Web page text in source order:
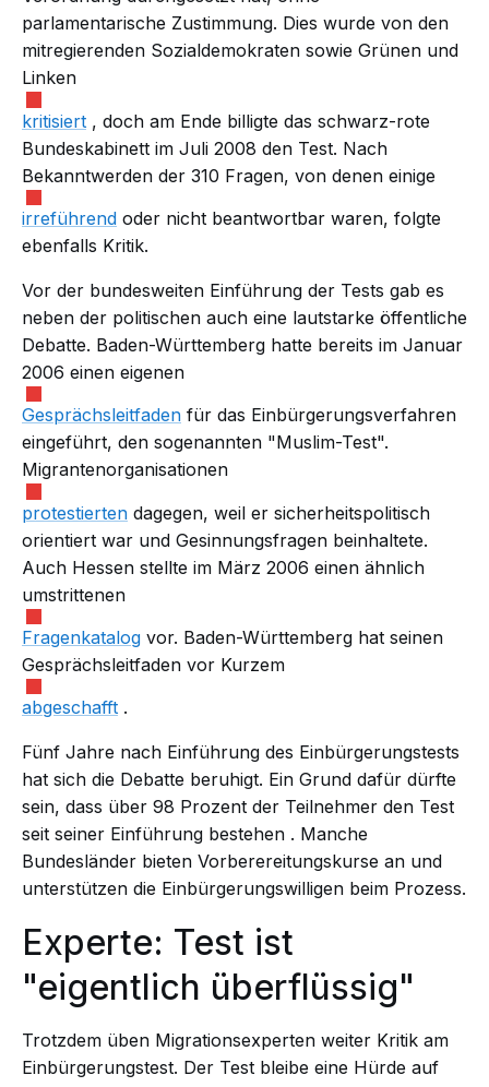
parlamentarische Zustimmung. Dies wurde von den
mitregierenden Sozialdemokraten sowie Grünen und
Linken
kritisiert , doch am Ende billigte das schwarz-rote
Bundeskabinett im Juli 2008 den Test. Nach
Bekanntwerden der 310 Fragen, von denen einige
irreführend oder nicht beantwortbar waren, folgte
ebenfalls Kritik.
Vor der bundesweiten Einführung der Tests gab es
neben der politischen auch eine lautstarke öffentliche
Debatte. Baden-Württemberg hatte bereits im Januar
2006 einen eigenen
Gesprächsleitfaden für das Einbürgerungsverfahren
eingeführt, den sogenannten "Muslim-Test".
Migrantenorganisationen
protestierten dagegen, weil er sicherheitspolitisch
orientiert war und Gesinnungsfragen beinhaltete.
Auch Hessen stellte im März 2006 einen ähnlich
umstrittenen
Fragenkatalog vor. Baden-Württemberg hat seinen
Gesprächsleitfaden vor Kurzem
abgeschafft .
Fünf Jahre nach Einführung des Einbürgerungstests
hat sich die Debatte beruhigt. Ein Grund dafür dürfte
sein, dass über 98 Prozent der Teilnehmer den Test
seit seiner Einführung bestehen . Manche
Bundesländer bieten Vorberereitungskurse an und
unterstützen die Einbürgerungswilligen beim Prozess.
Experte: Test ist
"eigentlich überflüssig"
Trotzdem üben Migrationsexperten weiter Kritik am
Einbürgerungstest. Der Test bleibe eine Hürde auf